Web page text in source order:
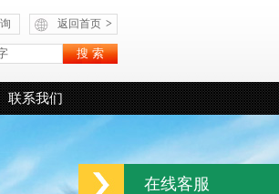
返回首页 >
联系我们
在线客服